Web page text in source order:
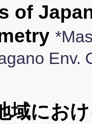
of
Env.
域にお